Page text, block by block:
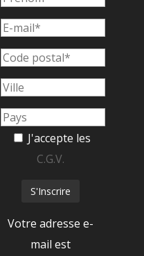
J'accepte les
C.G.V.
Votre adresse e-
mail est